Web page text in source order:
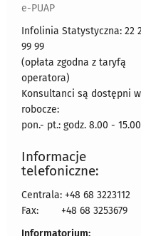
e-PUAP
Infolinia Statystyczna: 22
99 99
(opłata zgodna z taryfą
operatora)
Konsultanci są dostępni
robocze:
pon.- pt.: godz. 8.00 - 15.00
Informacje
telefoniczne:
Centrala: +48 68 3223112
Fax:
+48 68 3253679